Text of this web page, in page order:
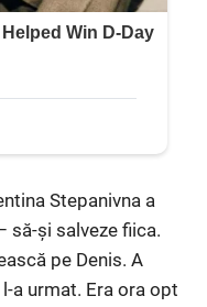
Stepanivna a
să-și salveze fiica.
pe Denis. A
a urmat. Era ora opt